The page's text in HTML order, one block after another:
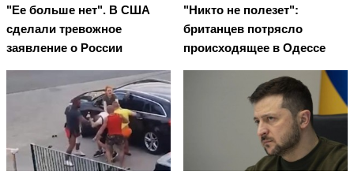
"Ее больше нет". В США
сделали тревожное
заявление о России
"Никто не полезет":
британцев потрясло
происходящее в Одессе